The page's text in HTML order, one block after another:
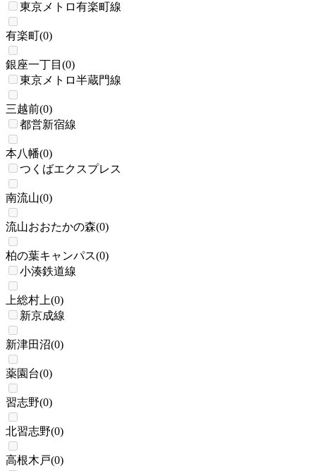
東京メトロ有楽町線
有楽町(0)
銀座一丁目 (0)
東京メトロ半蔵門線
三越前(0)
都営新宿線
本八幡(0)
つくばエクスプレス
南流山(0)
流山おおたかの森(0)
柏の葉キャンパス(0)
小湊鉄道線
上総村上(0)
新京成線
新津田沼(0)
薬園台(0)
習志野(0)
北習志野(0)
高根木戸(0)